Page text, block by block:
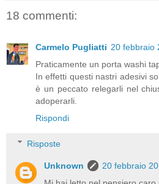
18 commenti:
Carmelo Pugliatti 20 febbraio
Praticamente un porta washi
In effetti questi nastri adesivi
è un peccato relegarli nel
adoperarli.
Rispondi
Risposte
Unknown
20 febbraio